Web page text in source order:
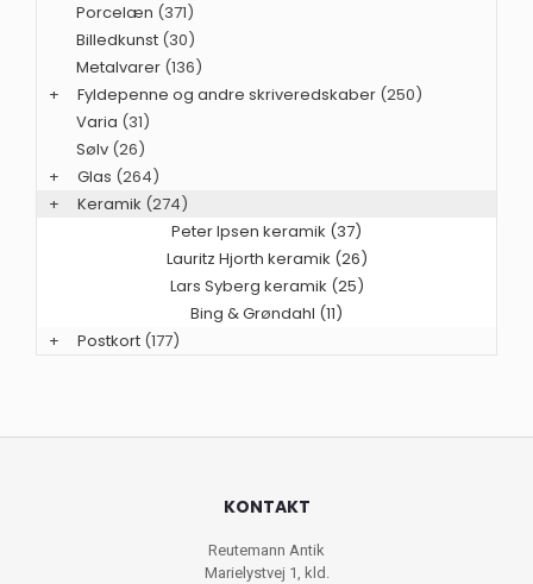
Porcelæn (371)
Billedkunst (30)
Metalvarer (136)
+
Fyldepenne og andre skriveredskaber (250)
Varia (31)
Sølv (26)
+
Glas (264)
+
Keramik (274)
Peter Ipsen keramik (37)
Lauritz Hjorth keramik (26)
Lars Syberg keramik (25)
Bing & Grøndahl (11)
+
Postkort (177)
KONTAKT
Reutemann Antik
Marielystvej 1, kld.